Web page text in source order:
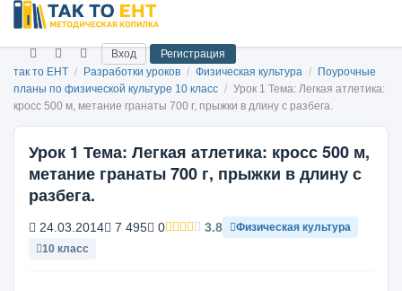
Вход
Регистрация
так то ЕНТ / Разработки уроков / Физическая культура /
Поурочные
планы по физической культуре 10 класс / Урок 1 Тема: Легкая атлетика:
кросс 500 м, метание гранаты 700 г, прыжки в длину с разбега.
Урок 1 Тема: Легкая атлетика: кросс 500 м,
метание гранаты 700 г, прыжки в длину с
разбега.
24.03.2014 7 495 0 3.8
Физическая культура
10 класс